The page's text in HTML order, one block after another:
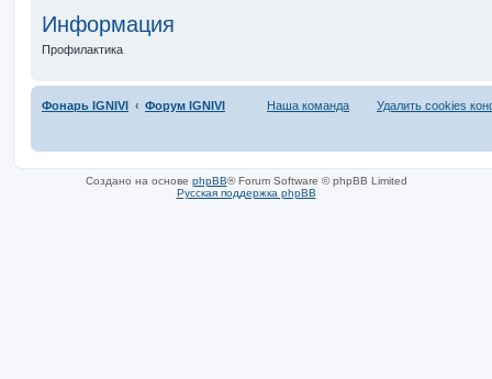
Информация
Профилактика
Фонарь IGNIVI Форум IGNIVI Удалить cookies
Наша команда
Создано на основе phpBB® Forum Software © phpBB Limited
Русская поддержка phpBB